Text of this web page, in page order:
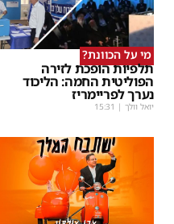
מי על הכוונת?
תלפיות הופכת לזירה
הפוליטית החמה: הליכוד
נערך לפריימריז
יואל וולך |
15:31